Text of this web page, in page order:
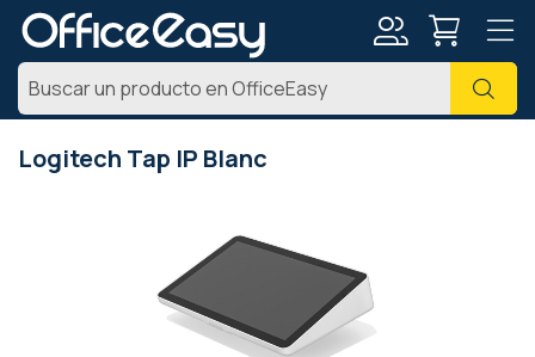
Logitech Tap IP Blanc